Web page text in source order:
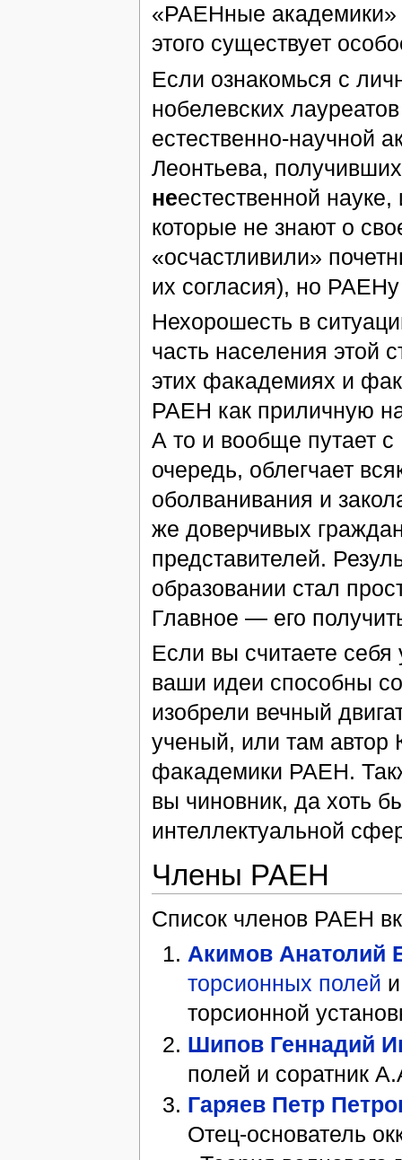
«РАЕНные академики»
этого существует
Если ознакомься с
нобелевских
естественно-научной
Леонтьева,
неестественной
которые не знают о
«осчастливили»
их согласия), но
Нехорошесть в
часть населения этой
этих факадемиях и
РАЕН как приличную
А то и вообще путает
очередь, облегчает
оболванивания и
же доверчивых
представителей.
образовании стал
Главное — его
Если вы считаете
ваши идеи способны
изобрели вечный
ученый, или там автор
факадемики РАЕН.
вы чиновник, да хоть
интеллектуальной
Члены РАЕН
Список членов РАЕН
Акимов Анатолий
торсионных полей
торсионной
Шипов Геннадий
полей и соратник
Гаряев Петр
Отец-основатель